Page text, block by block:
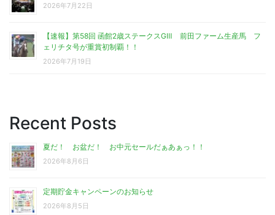
2026年7月22日
【速報】第58回 函館2歳ステークスGⅢ 前田ファーム生産馬 フ
ェリチタ号が重賞初制覇！！
2026年7月19日
Recent Posts
夏だ！ お盆だ！ お中元セールだぁあぁっ！！
2026年8月6日
定期貯金キャンペーンのお知らせ
2026年8月5日